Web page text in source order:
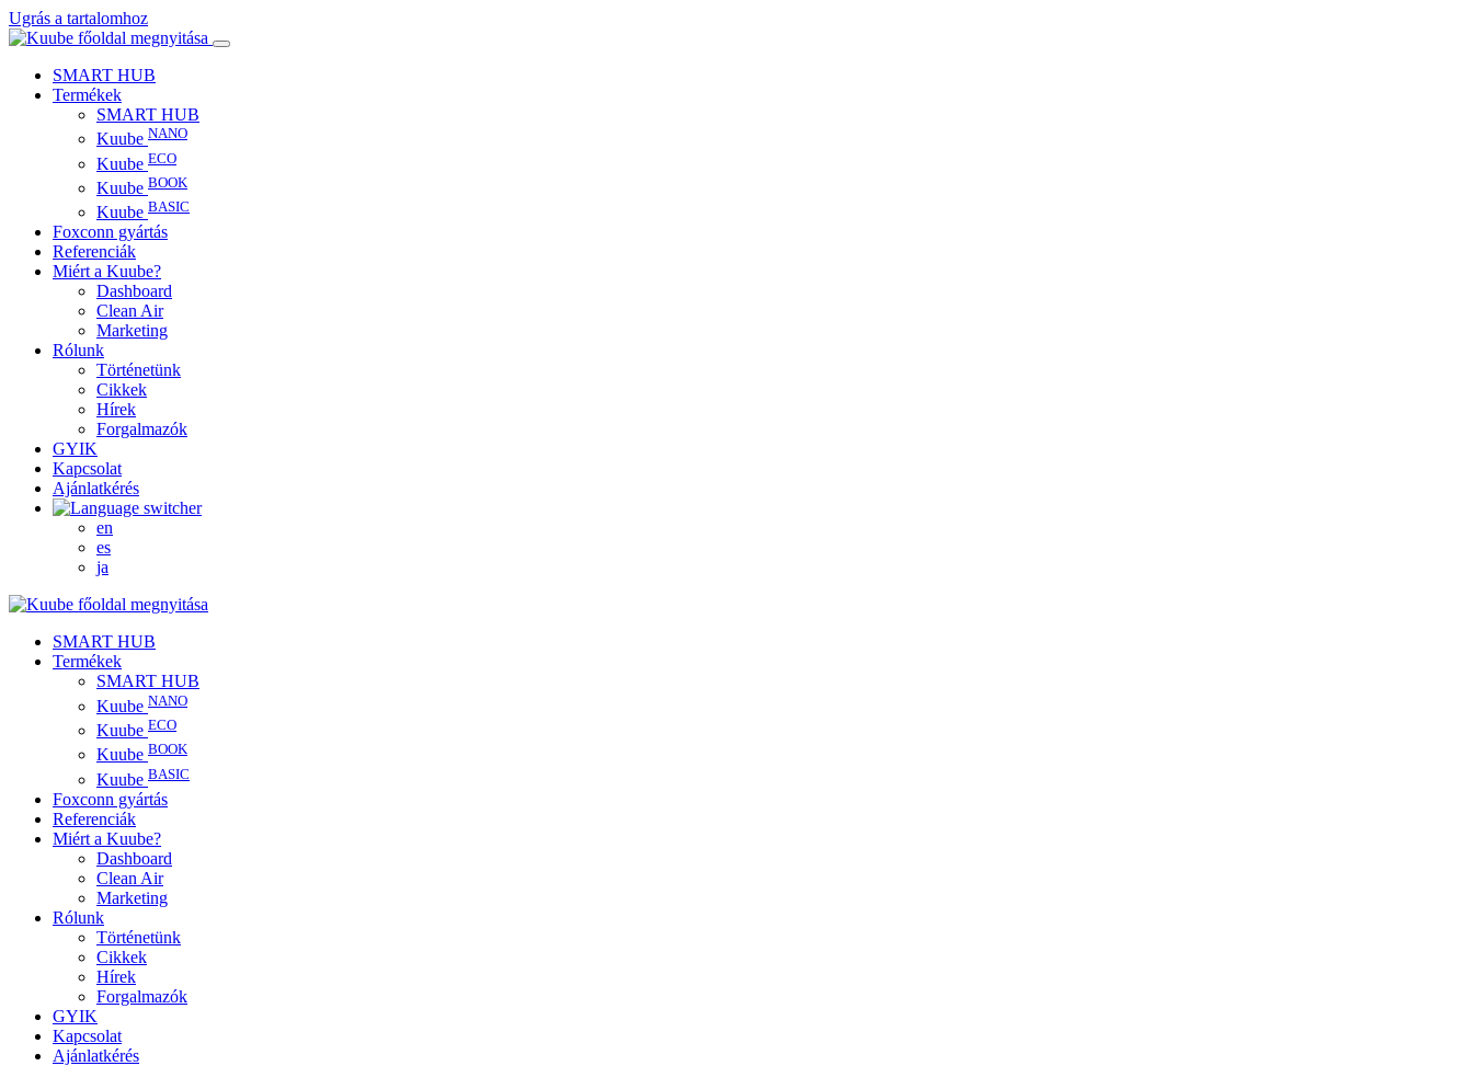
Ugrás a tartalomhoz
SMART HUB
Termékek
SMART HUB
Kuube NANO
Kuube ECO
Kuube BOOK
Kuube BASIC
Foxconn gyártás
Referenciák
Miért a Kuube?
Dashboard
Clean Air
Marketing
Rólunk
Történetünk
Cikkek
Hírek
Forgalmazók
GYIK
Kapcsolat
Ajánlatkérés
en
es
ja
SMART HUB
Termékek
SMART HUB
Kuube NANO
Kuube ECO
Kuube BOOK
Kuube BASIC
Foxconn gyártás
Referenciák
Miért a Kuube?
Dashboard
Clean Air
Marketing
Rólunk
Történetünk
Cikkek
Hírek
Forgalmazók
GYIK
Kapcsolat
Ajánlatkérés